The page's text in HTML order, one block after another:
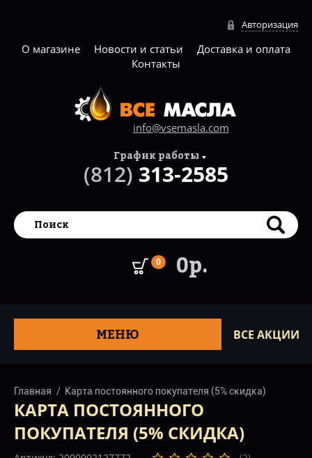
Авторизация
О магазине Новости и статьи
Доставка и оплата
Контакты
info@vsemasla.com
0 0р.
График работы
(812) 313-2585
МЕНЮ ВСЕ АКЦИИ
Главная Карта постоянного покупателя (5% скидка)
КАРТА ПОСТОЯННОГО
ПОКУПАТЕЛЯ (5% СКИДКА)